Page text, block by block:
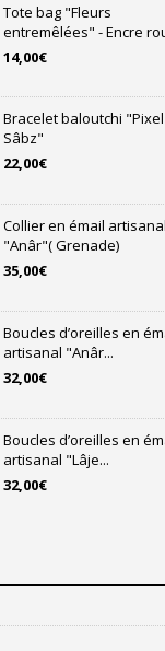
Tote bag "Fleurs
entremêlées" - Encre
14,00€
Bracelet baloutchi "Pixel
Sâbz"
22,00€
Collier en émail artisanal
"Anâr"( Grenade)
35,00€
Boucles d’oreilles en
artisanal "Anâr...
32,00€
Boucles d’oreilles en
artisanal "Lâje...
32,00€